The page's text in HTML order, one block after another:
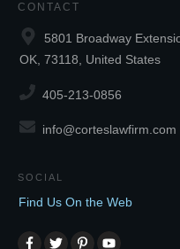
CONTACT
5801 Broadway
OK, 73118, United States
405-213-0856
info@corteslawfirm.com
SOCIAL
Find Us On the Web